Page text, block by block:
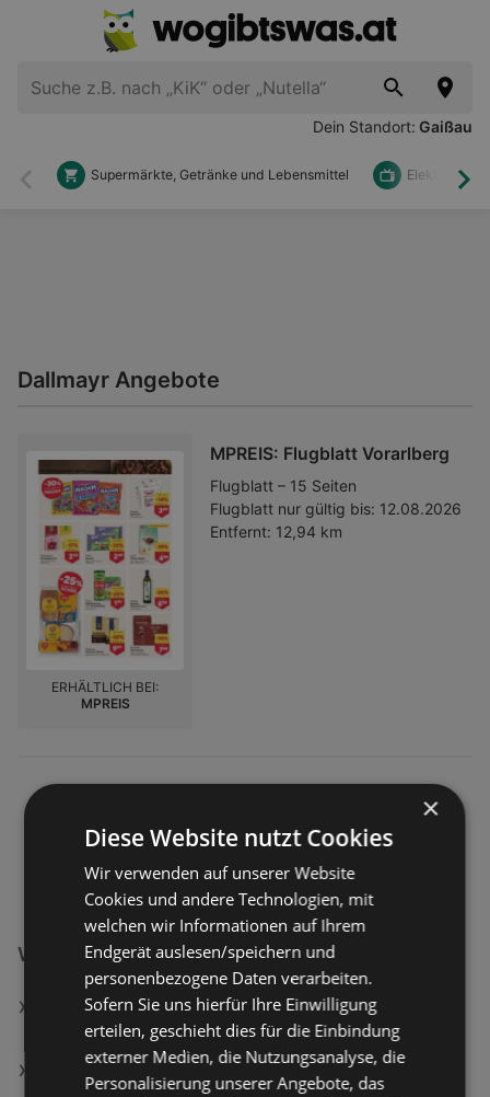
Dein Standort: Gaißau
Zurück
Supermärkte, Getränke und Lebensmittel Elektronik
Dallmayr Angebote
MPREIS: Flugblatt Vorarlberg
Flugblatt – 15 Seiten
Flugblatt nur gültig bis: 12.08.2026
Entfernt: 12,94 km
ERHÄLTLICH BEI:
MPREIS
Weiterführende Links
essence Mascara Lash Without Limits Tubing Brown
Extreme Lengthening & Volume 05 Brown Tubing
CATRICE Lipliner Long-Lasting Gel Glide 100 Bare
×
Diese Website nutzt Cookies
Wir verwenden auf unserer Website
Cookies und andere Technologien, mit
welchen wir Informationen auf Ihrem
Endgerät auslesen/speichern und
personenbezogene Daten verarbeiten.
Sofern Sie uns hierfür Ihre Einwilligung
erteilen, geschieht dies für die Einbindung
externer Medien, die Nutzungsanalyse, die
Personalisierung unserer Angebote, das